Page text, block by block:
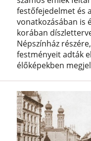
festőfejedelmet és
vonatkozásában is
korában
Népszínház
festményeit adták
élőképekben